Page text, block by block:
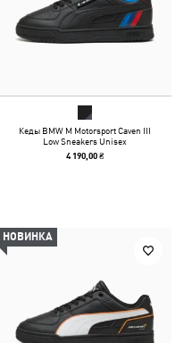
Кеды BMW M Motorsport Caven III
Low Sneakers Unisex
4 190,00 ₴
НОВИНКА